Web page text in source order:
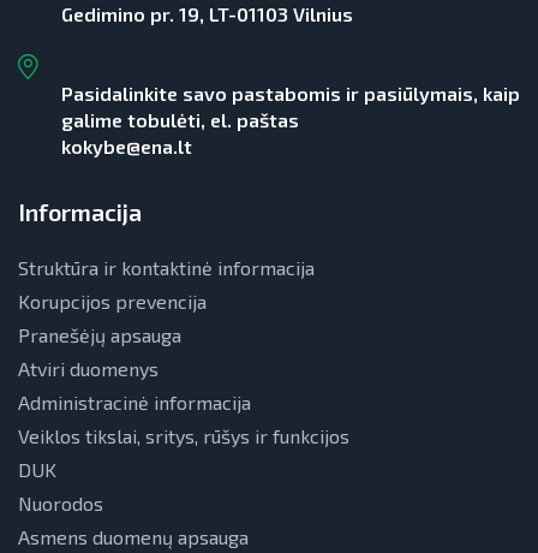
Gedimino pr. 19, LT-01103 Vilnius
Pasidalinkite savo pastabomis ir pasiūlymais, kaip
galime tobulėti, el. paštas
kokybe@ena.lt
Informacija
Struktūra ir kontaktinė informacija
Korupcijos prevencija
Pranešėjų apsauga
Atviri duomenys
Administracinė informacija
Veiklos tikslai, sritys, rūšys ir funkcijos
DUK
Nuorodos
Asmens duomenų apsauga